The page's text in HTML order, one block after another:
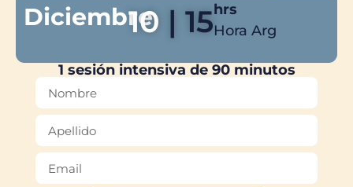
Diciembre
10 | 15hrs
Hora Arg
1 sesión intensiva de 90 minutos